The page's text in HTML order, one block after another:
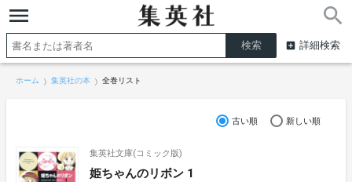
詳細検索
ホーム 集英社の本 全巻リスト
古い順 新しい順
集英社文庫(コミック版)
姫ちゃんのリボン 1